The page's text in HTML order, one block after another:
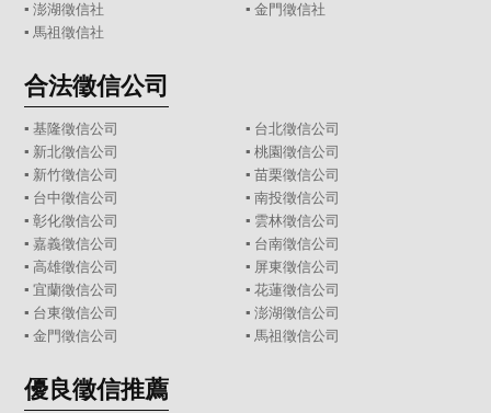
▪澎湖徵信社 ▪ 金門徵信社
▪馬祖徵信社
合法徵信公司
▪基隆徵信公司 ▪ 台北徵信公司
▪ 新北徵信公司 ▪ 桃園徵信公司
▪ 新竹徵信公司 ▪ 苗栗徵信公司
▪ 台中徵信公司 ▪ 南投徵信公司
▪彰化徵信公司 ▪ 雲林徵信公司
▪嘉義徵信公司 ▪ 台南徵信公司
▪高雄徵信公司 ▪ 屏東徵信公司
▪宜蘭徵信公司 ▪ 花蓮徵信公司
▪ 台東徵信公司 ▪ 澎湖徵信公司
▪金門徵信公司 ▪ 馬祖徵信公司
優良徵信推薦